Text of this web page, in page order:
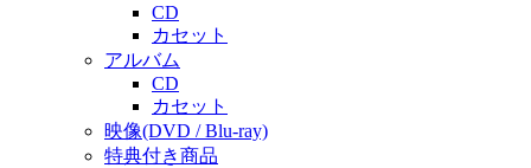
CD
カセット
アルバム
CD
カセット
映像(DVD / Blu-ray)
特典付き商品